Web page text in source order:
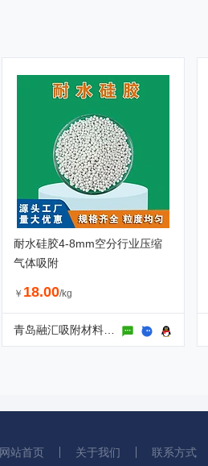
耐水硅胶4-8mm空分行业压缩
气体吸附
￥ 18.00/kg
网站首页 关于我们 联系方式